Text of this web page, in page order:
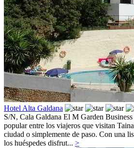
Hotel Alta Galdana
S/N, Cala Galdana El M Garden
popular entre los viajeros que visitan
ciudad o simplemente de paso. Con una
los huéspedes disfrut... >